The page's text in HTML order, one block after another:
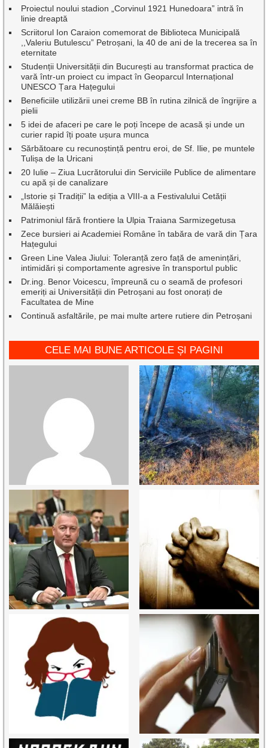
Proiectul noului stadion „Corvinul 1921 Hunedoara” intră în
linie dreaptă
Scriitorul Ion Caraion comemorat de Biblioteca Municipală
,,Valeriu Butulescu” Petroșani, la 40 de ani de la trecerea sa în
eternitate
Studenții Universității din București au transformat practica de
vară într-un proiect cu impact în Geoparcul Internațional
UNESCO Țara Hațegului
Beneficiile utilizării unei creme BB în rutina zilnică de îngrijire a
pielii
5 idei de afaceri pe care le poți începe de acasă și unde un
curier rapid îți poate ușura munca
Sărbătoare cu recunoștință pentru eroi, de Sf. Ilie, pe muntele
Tulișa de la Uricani
20 Iulie – Ziua Lucrătorului din Serviciile Publice de alimentare
cu apă și de canalizare
„Istorie și Tradiții” la ediția a VIII-a a Festivalului Cetății
Mălăiești
Patrimoniul fără frontiere la Ulpia Traiana Sarmizegetusa
Zece bursieri ai Academiei Române în tabăra de vară din Țara
Hațegului
Green Line Valea Jiului: Toleranță zero față de amenințări,
intimidări și comportamente agresive în transportul public
Dr.ing. Benor Voicescu, împreună cu o seamă de profesori
emeriți ai Universității din Petroșani au fost onorați de
Facultatea de Mine
Continuă asfaltările, pe mai multe artere rutiere din Petroșani
CELE MAI BUNE ARTICOLE ȘI PAGINI